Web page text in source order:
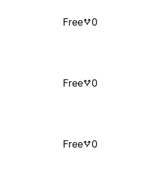
Free 0
Free 0
Free 0